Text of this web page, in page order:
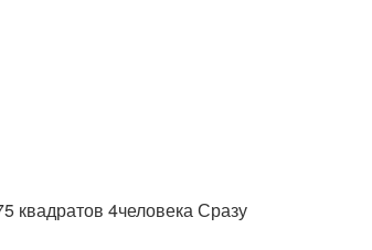
квадратов 4человека Сразу